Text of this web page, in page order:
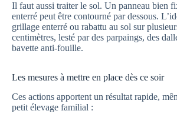
Il faut aussi traiter le sol. Un panneau bien
enterré peut être contourné par dessous.
grillage enterré ou rabattu au sol sur
centimètres, lesté par des parpaings, des
bavette anti-fouille.
Les mesures à mettre en place dès ce soir
Ces actions apportent un résultat rapide,
petit élevage familial :